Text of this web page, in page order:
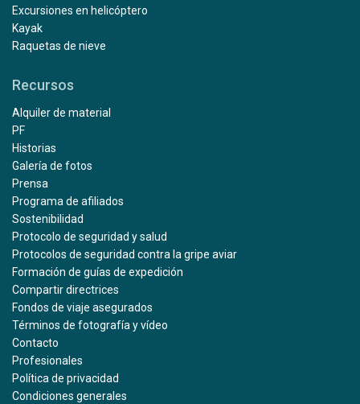
Excursiones en helicóptero
Kayak
Raquetas de nieve
Recursos
Alquiler de material
PF
Historias
Galería de fotos
Prensa
Programa de afiliados
Sostenibilidad
Protocolo de seguridad y salud
Protocolos de seguridad contra la gripe aviar
Formación de guías de expedición
Compartir directrices
Fondos de viaje asegurados
Términos de fotografía y vídeo
Contacto
Profesionales
Política de privacidad
Condiciones generales